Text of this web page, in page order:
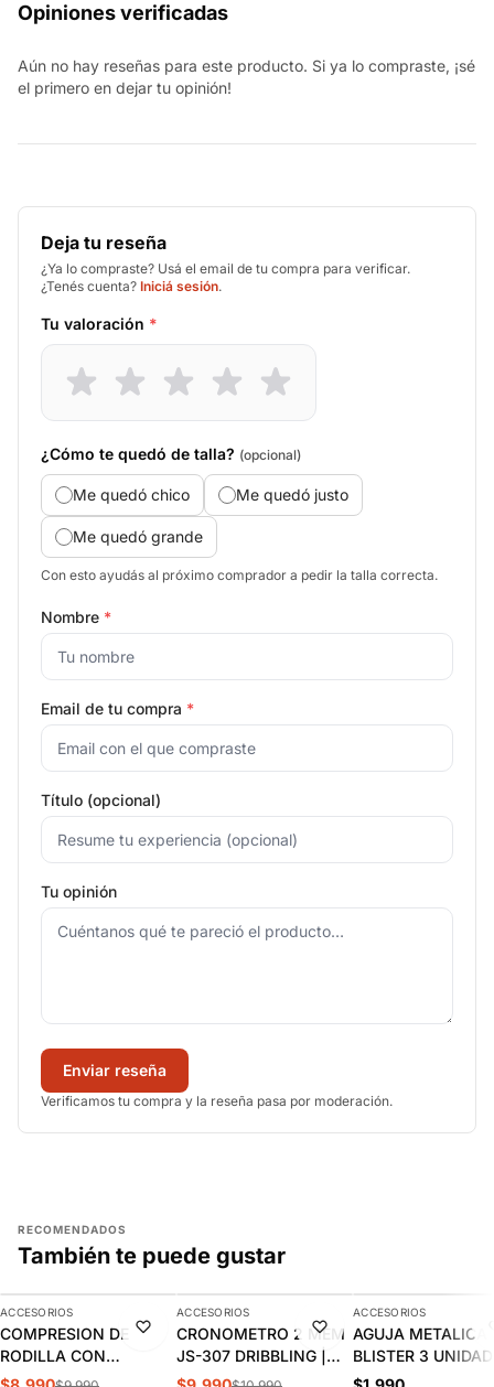
Opiniones verificadas
Aún no hay reseñas para este producto. Si ya lo compraste, ¡sé
el primero en dejar tu opinión!
Deja tu reseña
¿Ya lo compraste? Usá el email de tu compra para verificar.
¿Tenés cuenta? Iniciá sesión.
Tu valoración *
¿Cómo te quedó de talla? (opcional)
Me quedó chico Me quedó justo
Me quedó grande
Con esto ayudás al próximo comprador a pedir la talla correcta.
Nombre *
Email de tu compra *
Título (opcional)
Tu opinión
Enviar reseña
Verificamos tu compra y la reseña pasa por moderación.
RECOMENDADOS
También te puede gustar
-10%
AGREGAR
ACCESORIOS
COMPRESION DE
RODILLA CON
ACOLCHADO PANAL
-9%
AGREGAR
ACCESORIOS
CRONOMETRO 2 MEM
JS-307 DRIBBLING |
J.00.11
ACCESORIOS
AGUJA METALICA
BLISTER 3
2.90.13